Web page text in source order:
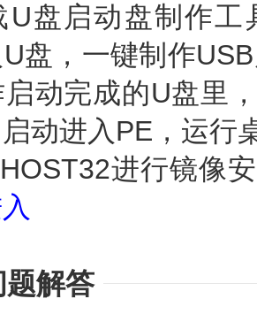
动盘制作工具
盘，一键制作
动完成的U盘里
动进入PE，运行
进行镜像
解答